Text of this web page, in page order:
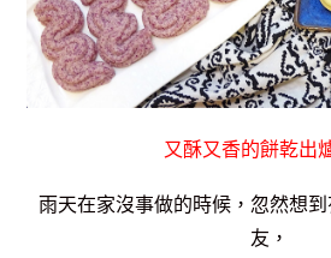
又酥又香的餅乾出
雨天在家沒事做的時候，忽然想
友，